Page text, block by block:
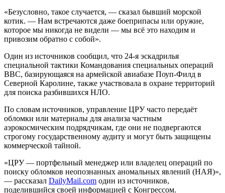
«Безусловно, такое случается, — сказал бывший морской
котик. — Нам встречаются даже боеприпасы или оружие,
которое мы никогда не видели — мы всё это находим и
привозим обратно с собой».
Один из источников сообщил, что 24-я эскадрилья
специальной тактики Командования специальных операций
ВВС, базирующаяся на армейской авиабазе Поуп-Филд в
Северной Каролине, также участвовала в охране территорий
для поиска разбившихся НЛО.
По словам источников, управление ЦРУ часто передаёт
обломки или материалы для анализа частным
аэрокосмическим подрядчикам, где они не подвергаются
строгому государственному аудиту и могут быть защищены
коммерческой тайной.
«ЦРУ — портфельный менеджер или владелец операций по
поиску обломков неопознанных аномальных явлений (НАЯ)»,
— рассказал DailyMail.com один из источников,
поделившийся своей информацией с Конгрессом.